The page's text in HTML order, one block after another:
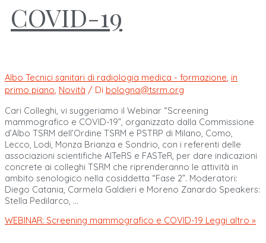
COVID-19
Albo Tecnici sanitari di radiologia medica - formazione, in
primo piano, Novità / Di bologna@tsrm.org
Cari Colleghi, vi suggeriamo il Webinar “Screening
mammografico e COVID-19”, organizzato dalla Commissione
d’Albo TSRM dell’Ordine TSRM e PSTRP di Milano, Como,
Lecco, Lodi, Monza Brianza e Sondrio, con i referenti delle
associazioni scientifiche AITeRS e FASTeR, per dare indicazioni
concrete ai colleghi TSRM che riprenderanno le attività in
ambito senologico nella cosiddetta “Fase 2”. Moderatori:
Diego Catania, Carmela Galdieri e Moreno Zanardo Speakers:
Stella Pedilarco, …
WEBINAR: Screening mammografico e COVID-19 Leggi altro »